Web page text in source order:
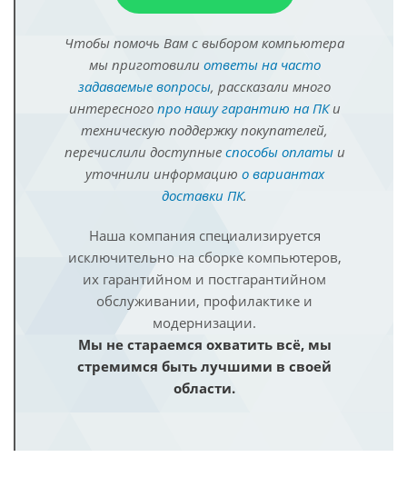
Чтобы помочь Вам с выбором компьютера
мы приготовили ответы на часто
задаваемые вопросы, рассказали много
интересного про нашу гарантию на ПКи
техническую поддержку покупателей,
перечислили доступные способы оплатыи
уточнили информацию о вариантах
доставки ПК.
Наша компания специализируется
исключительно на сборке компьютеров,
их гарантийном и постгарантийном
обслуживании, профилактике и
модернизации.
Мы не стараемся охватить всё, мы
стремимся быть лучшими в своей
области.